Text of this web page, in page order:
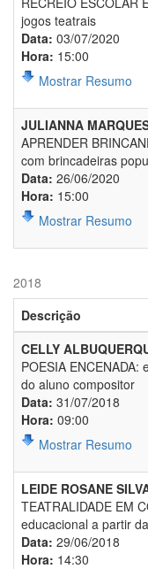
jogos teatrais
Data: 03/07/2020
Hora: 15:00
Mostrar Resumo
JULIANNA
APRENDER
com brincadeiras
Data: 26/06/2020
Hora: 15:00
Mostrar Resumo
2018
Descrição
CELLY
POESIA
do aluno compositor
Data: 31/07/2018
Hora: 09:00
Mostrar Resumo
LEIDE ROSANE
TEATRALIDADE EM
educacional a partir
Data: 29/06/2018
Hora: 14:30